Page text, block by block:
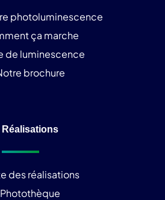
photoluminescence
ça marche
de luminescence
brochure
Réalisations
des réalisations
Photothèque